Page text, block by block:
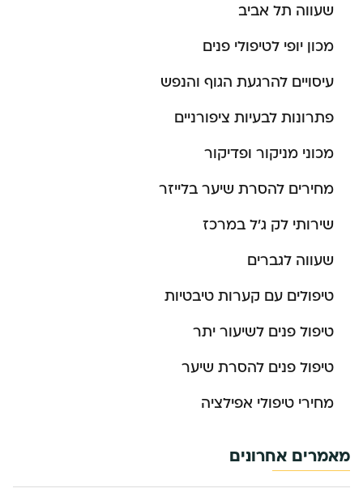
שעווה תל אביב
מכון יופי לטיפולי פנים
עיסויים להרגעת הגוף והנפש
פתרונות לבעיות ציפורניים
מכוני מניקור ופדיקור
מחירים להסרת שיער בלייזר
שירותי לק ג’ל במרכז
שעווה לגברים
טיפולים עם קערות טיבטיות
טיפול פנים לשיעור יתר
טיפול פנים להסרת שיער
מחירי טיפולי אפילציה
מאמרים אחרונים